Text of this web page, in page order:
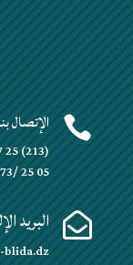
 الإتصال
(213) 25 27 24 36
25 05
 البريد